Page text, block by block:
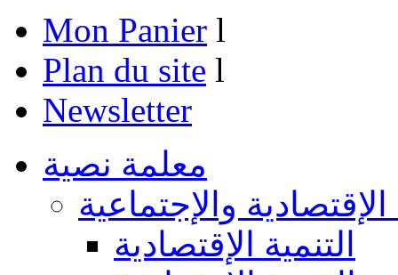
Mon Panier l
Plan du site l
Newsletter
معلمة نصية
الإقتصادية والإجتماعية
التنمية الإقتصادية